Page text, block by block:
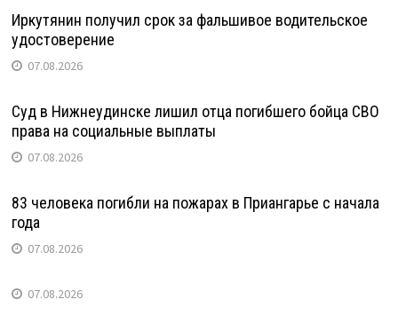
Иркутянин получил срок за фальшивое водительское
удостоверение
07.08.2026
Суд в Нижнеудинске лишил отца погибшего бойца СВО
права на социальные выплаты
07.08.2026
83 человека погибли на пожарах в Приангарье с начала
года
07.08.2026
07.08.2026